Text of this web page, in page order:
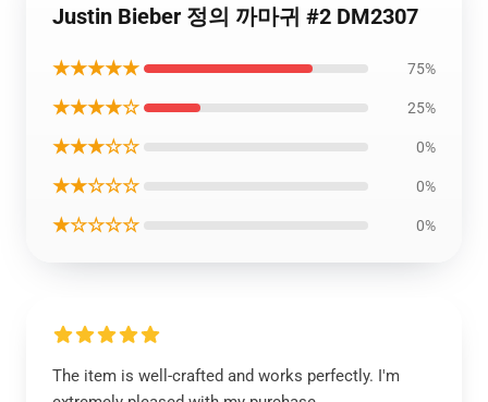
Justin Bieber 정의 까마귀 #2 DM2307
★★★★★ 75%
★★★★☆ 25%
★★★☆☆ 0%
★★☆☆☆ 0%
★☆☆☆☆ 0%
The item is well-crafted and works perfectly. I'm